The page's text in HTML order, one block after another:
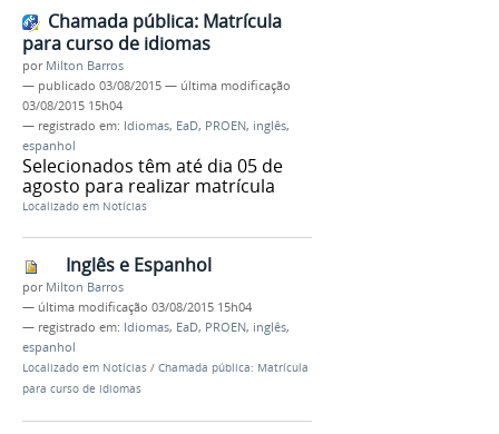
Chamada pública: Matrícula
para curso de idiomas
por Milton Barros
— publicado 03/08/2015 — última modificação
03/08/2015 15h04
— registrado em: Idiomas, EaD, PROEN, inglês,
espanhol
Selecionados têm até dia 05 de
agosto para realizar matrícula
Localizado em Notícias
Inglês e Espanhol
por Milton Barros
— última modificação 03/08/2015 15h04
— registrado em: Idiomas, EaD, PROEN, inglês,
espanhol
Localizado em Notícias / Chamada pública: Matrícula
para curso de idiomas